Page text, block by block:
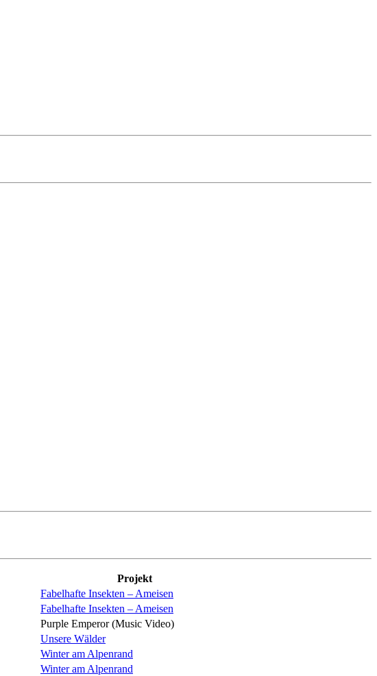
Projekt
Fabelhafte Insekten – Ameisen
Fabelhafte Insekten – Ameisen
Purple Emperor (Music Video)
Unsere Wälder
Winter am Alpenrand
Winter am Alpenrand